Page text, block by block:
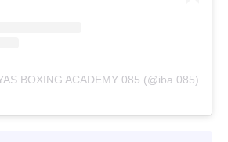
BOXING ACADEMY 085 (@iba.085)